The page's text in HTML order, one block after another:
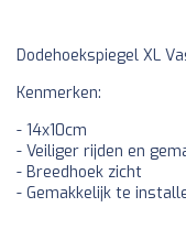
Dodehoekspiegel XL
Kenmerken:
- 14x10cm
- Veiliger rijden en
- Breedhoek zicht
- Gemakkelijk te